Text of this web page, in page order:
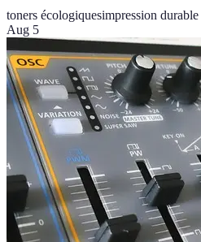
toners écologiquesimpression durable
Aug 5